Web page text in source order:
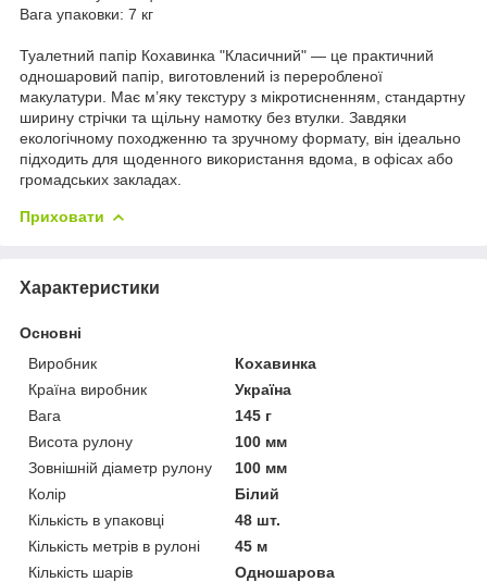
Вага упаковки: 7 кг
Туалетний папір Кохавинка "Класичний" — це практичний
одношаровий папір, виготовлений із переробленої
макулатури. Має м’яку текстуру з мікротисненням, стандартну
ширину стрічки та щільну намотку без втулки. Завдяки
екологічному походженню та зручному формату, він ідеально
підходить для щоденного використання вдома, в офісах або
громадських закладах.
Приховати
Характеристики
Основні
Виробник
Кохавинка
Країна виробник
Україна
Вага
145 г
Висота рулону
100 мм
Зовнішній діаметр рулону
100 мм
Колір
Білий
Кількість в упаковці
48 шт.
Кількість метрів в рулоні
45 м
Кількість шарів
Одношарова